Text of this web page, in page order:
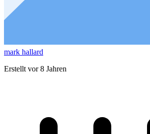
mark hallard
Erstellt vor 8 Jahren